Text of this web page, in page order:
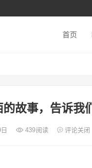
首页
故事，告诉我
439阅读 评论关闭